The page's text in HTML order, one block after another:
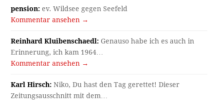
pension: ev. Wildsee gegen Seefeld
Kommentar ansehen →
Reinhard Kluibenschaedl: Genauso habe ich es auch in
Erinnerung, ich kam 1964…
Kommentar ansehen →
Karl Hirsch: Niko, Du hast den Tag gerettet! Dieser
Zeitungsausschnitt mit dem…